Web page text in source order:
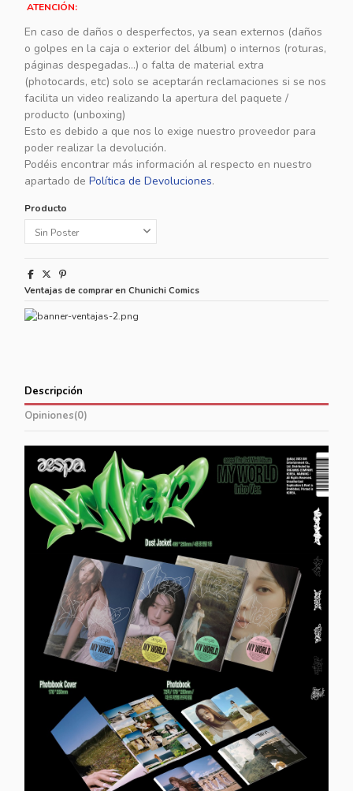
ATENCIÓN:
En caso de daños o desperfectos, ya sean externos (daños
o golpes en la caja o exterior del álbum) o internos (roturas,
páginas despegadas...) o falta de material extra
(photocards, etc) solo se aceptarán reclamaciones si se nos
facilita un video realizando la apertura del paquete /
producto (unboxing)
Esto es debido a que nos lo exige nuestro proveedor para
poder realizar la devolución.
Podéis encontrar más información al respecto en nuestro
apartado de Política de Devoluciones.
Producto
Ventajas de comprar en Chunichi Comics
Descripción
Opiniones(0)